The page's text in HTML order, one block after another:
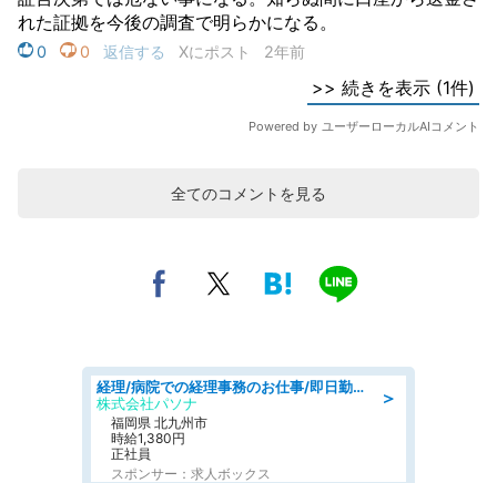
全てのコメントを見る
＞
経理/病院での経理事務のお仕事/即日勤務可/車通勤可/経理/一般事務
株式会社パソナ
福岡県 北九州市
時給1,380円
正社員
スポンサー：求人ボックス